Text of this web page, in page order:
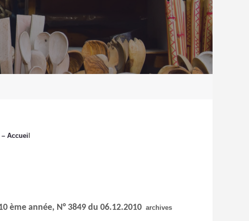
– Accuei
ème année, N° 3849 du 06.12.2010 archives